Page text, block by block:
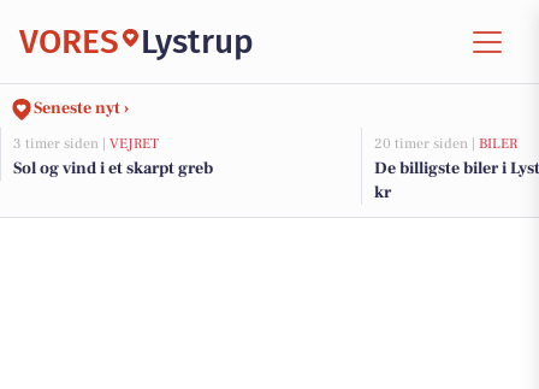
VORES Lystrup
Seneste nyt ›
3 timer siden | VEJRET
Sol og vind i et skarpt greb
20 timer siden | BILER
De billigste biler i
kr